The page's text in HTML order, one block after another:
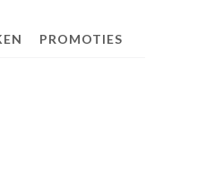
PROMOTIES